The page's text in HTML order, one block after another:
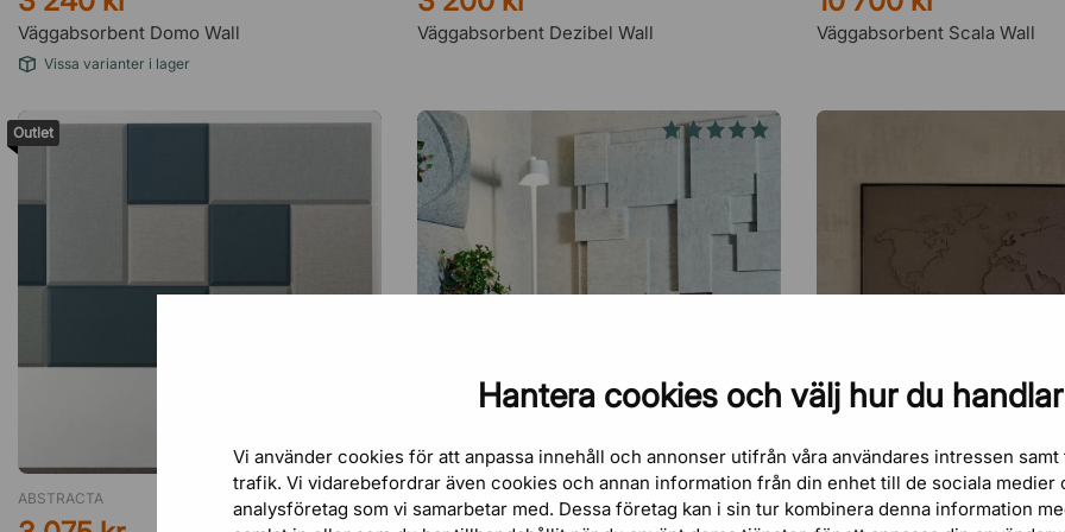
Hantera cookies och välj hur du handlar
Vi använder cookies för att anpassa innehåll och annonser utifrån våra användares intressen
trafik. Vi vidarebefordrar även cookies och annan information från din enhet till de sociala medier
analysföretag som vi samarbetar med. Dessa företag kan i sin tur kombinera denna information
Väggabsorbent Domo Wall
Vissa varianter i lager
Väggabsorbent Dezibel Wall Väggabsorbent Scala Wall
Outlet
ABSTRACTA GÖTESSONS GÖTESSONS